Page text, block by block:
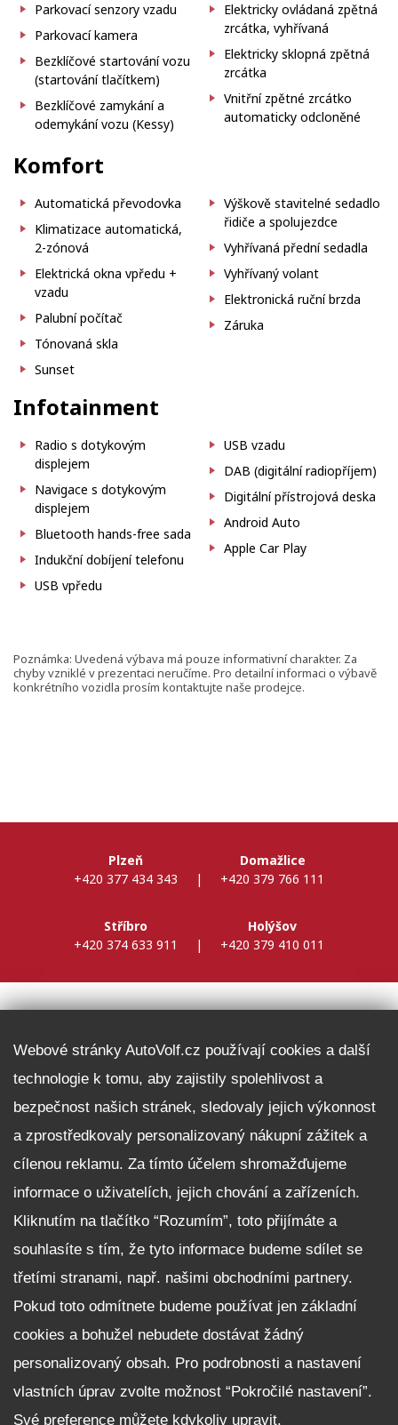
Parkovací senzory vzadu
Parkovací kamera
Bezklíčové startování vozu
(startování tlačítkem)
Bezklíčové zamykání a
odemykání vozu (Kessy)
Elektricky ovládaná zpětná
zrcátka, vyhřívaná
Elektricky sklopná zpětná
zrcátka
Vnitřní zpětné zrcátko
automaticky odcloněné
Komfort
Automatická převodovka
Klimatizace automatická,
2-zónová
Elektrická okna vpředu +
vzadu
Palubní počítač
Tónovaná skla
Sunset
Výškově stavitelné sedadlo
řidiče a spolujezdce
Vyhřívaná přední sedadla
Vyhřívaný volant
Elektronická ruční brzda
Záruka
Infotainment
Radio s dotykovým
displejem
Navigace s dotykovým
displejem
Bluetooth hands-free sada
Indukční dobíjení telefonu
USB vpředu
USB vzadu
DAB (digitální radiopříjem)
Digitální přístrojová deska
Android Auto
Apple Car Play
Poznámka: Uvedená výbava má pouze informativní charakter. Za
chyby vzniklé v prezentaci neručíme. Pro detailní informaci o výbavě
konkrétního vozidla prosím kontaktujte naše prodejce.
Plzeň
+420 377 434 343
|
Domažlice
+420 379 766 111
Stříbro
+420 374 633 911
|
Holýšov
+420 379 410 011
Fleet program Škoda
Nabídka zaměstnání
Facebook
Reklamační řád
Zásady zpracování osobních údajů pro zákazníky
Upozornění pro věřitele a společníky na jejich práva
Nastavení cookies
Webové stránky AutoVolf.cz používají cookies a další
technologie k tomu, aby zajistily spolehlivost a
bezpečnost našich stránek, sledovaly jejich výkonnost
a zprostředkovaly personalizovaný nákupní zážitek a
cílenou reklamu. Za tímto účelem shromažďujeme
informace o uživatelích, jejich chování a zařízeních.
Kliknutím na tlačítko “Rozumím”, toto přijímáte a
souhlasíte s tím, že tyto informace budeme sdílet se
třetími stranami, např. našimi obchodními partnery.
Pokud toto odmítnete budeme používat jen základní
cookies a bohužel nebudete dostávat žádný
personalizovaný obsah. Pro podrobnosti a nastavení
vlastních úprav zvolte možnost “Pokročilé nastavení”.
Své preference můžete kdykoliv upravit.